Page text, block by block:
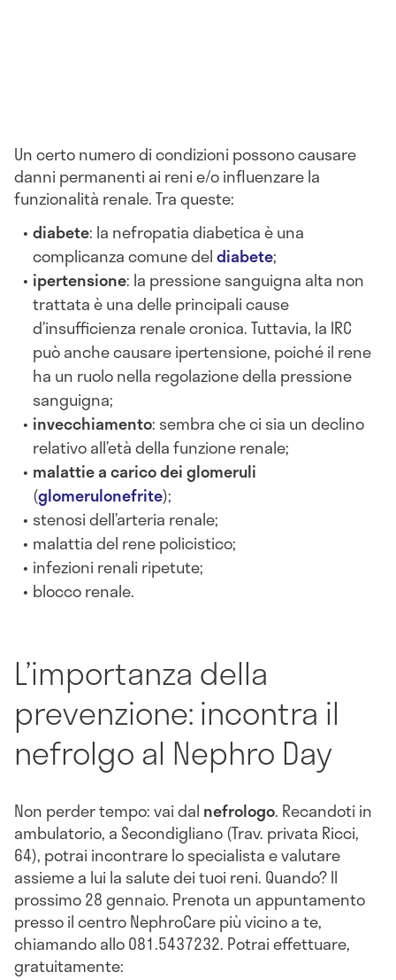
Un certo numero di condizioni possono causare
danni permanenti ai reni e/o influenzare la
funzionalità renale. Tra queste:
diabete: la nefropatia diabetica è una
complicanza comune deldiabete;
ipertensione: la pressione sanguigna alta non
trattata è una delle principali cause
d’insufficienza renale cronica. Tuttavia, la IRC
può anche causare ipertensione, poiché il rene
ha un ruolo nella regolazione della pressione
sanguigna;
invecchiamento: sembra che ci sia un declino
relativo all’età della funzione renale;
malattie a carico dei glomeruli
(glomerulonefrite);
stenosi dell’arteria renale;
malattia del rene policistico;
infezioni renali ripetute;
blocco renale.
L’importanza della
prevenzione: incontra il
nefrolgo al Nephro Day
Non perder tempo: vai dal nefrologo. Recandoti in
ambulatorio, a Secondigliano (Trav. privata Ricci,
64), potrai incontrare lo specialista e valutare
assieme a lui la salute dei tuoi reni. Quando? Il
prossimo 28 gennaio. Prenota un appuntamento
presso il centro NephroCare più vicino a te,
chiamando allo 081.5437232. Potrai effettuare,
gratuitamente: